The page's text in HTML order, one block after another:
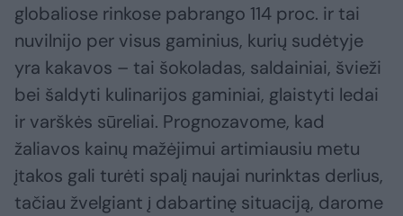
globaliose rinkose pabrango 114 proc. ir tai
nuvilnijo per visus gaminius, kurių sudėtyje
yra kakavos – tai šokoladas, saldainiai, švieži
bei šaldyti kulinarijos gaminiai, glaistyti ledai
ir varškės sūreliai. Prognozavome, kad
žaliavos kainų mažėjimui artimiausiu metu
įtakos gali turėti spalį naujai nurinktas derlius,
tačiau žvelgiant į dabartinę situaciją, darome